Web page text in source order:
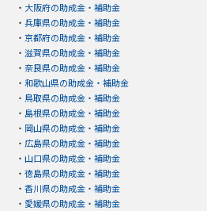
・ 大阪府の助成金・補助金
・ 兵庫県の助成金・補助金
・ 京都府の助成金・補助金
・ 滋賀県の助成金・補助金
・ 奈良県の助成金・補助金
・ 和歌山県の助成金・補助金
・ 鳥取県の助成金・補助金
・ 島根県の助成金・補助金
・ 岡山県の助成金・補助金
・ 広島県の助成金・補助金
・ 山口県の助成金・補助金
・ 徳島県の助成金・補助金
・ 香川県の助成金・補助金
・ 愛媛県の助成金・補助金